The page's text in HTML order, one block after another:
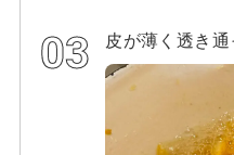
皮が薄く透き